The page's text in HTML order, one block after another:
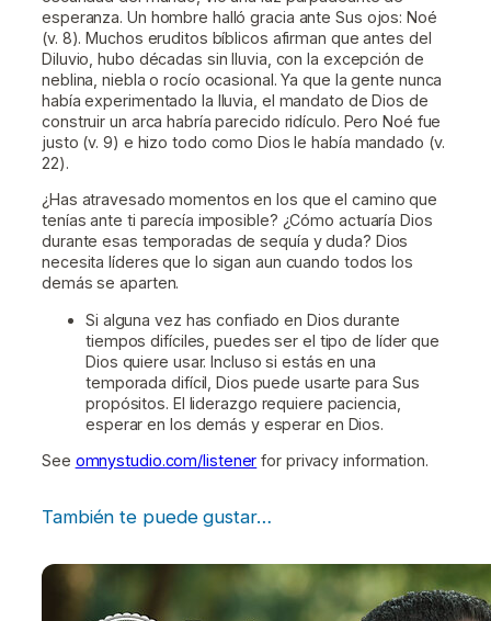
esperanza. Un hombre halló gracia ante Sus ojos: Noé
(v. 8). Muchos eruditos bíblicos afirman que antes del
Diluvio, hubo décadas sin lluvia, con la excepción de
neblina, niebla o rocío ocasional. Ya que la gente nunca
había experimentado la lluvia, el mandato de Dios de
construir un arca habría parecido ridículo. Pero Noé fue
justo (v. 9) e hizo todo como Dios le había mandado (v.
22).
¿Has atravesado momentos en los que el camino que
tenías ante ti parecía imposible? ¿Cómo actuaría Dios
durante esas temporadas de sequía y duda? Dios
necesita líderes que lo sigan aun cuando todos los
demás se aparten.
Si alguna vez has confiado en Dios durante
tiempos difíciles, puedes ser el tipo de líder que
Dios quiere usar. Incluso si estás en una
temporada difícil, Dios puede usarte para Sus
propósitos. El liderazgo requiere paciencia,
esperar en los demás y esperar en Dios.
See omnystudio.com/listener for privacy information.
También te puede gustar…